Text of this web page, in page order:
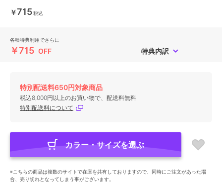
￥715税込
各種特典利用でさらに
￥715 OFF 特典内訳
特別配送料650円対象商品
税込8,000円以上のお買い物で、配送料無料
特別配送料について
カラー・サイズを選ぶ
※こちらの商品は複数のサイトで在庫を共有しておりますので、同時にご注文があった場
合、売り切れとなってしまう事がございます。